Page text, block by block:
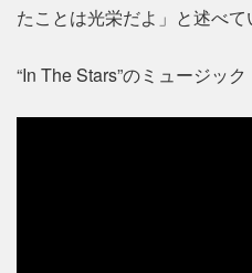
たことは光栄だよ」と述べて
“In The Stars”のミュージッ